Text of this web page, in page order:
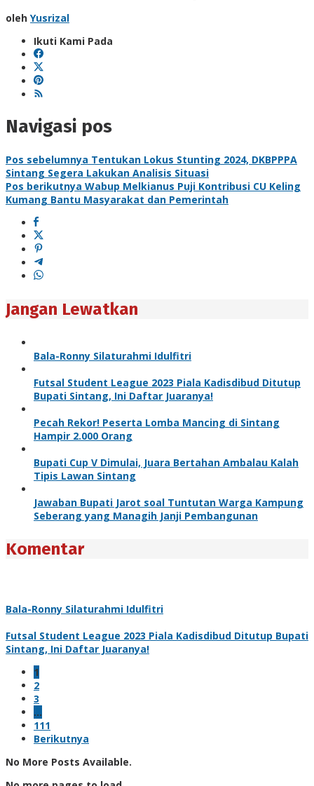
oleh Yusrizal
Ikuti Kami Pada
Navigasi pos
Pos sebelumnya Tentukan Lokus Stunting 2024, DKBPPPA
Sintang Segera Lakukan Analisis Situasi
Pos berikutnya Wabup Melkianus Puji Kontribusi CU Keling
Kumang Bantu Masyarakat dan Pemerintah
Jangan Lewatkan
Bala-Ronny Silaturahmi Idulfitri
Futsal Student League 2023 Piala Kadisdibud Ditutup
Bupati Sintang, Ini Daftar Juaranya!
Pecah Rekor! Peserta Lomba Mancing di Sintang
Hampir 2.000 Orang
Bupati Cup V Dimulai, Juara Bertahan Ambalau Kalah
Tipis Lawan Sintang
Jawaban Bupati Jarot soal Tuntutan Warga Kampung
Seberang yang Managih Janji Pembangunan
Komentar
Bala-Ronny Silaturahmi Idulfitri
Futsal Student League 2023 Piala Kadisdibud Ditutup Bupati
Sintang, Ini Daftar Juaranya!
1
2
3
…
111
Berikutnya
No More Posts Available.